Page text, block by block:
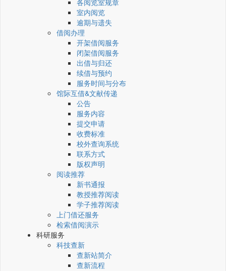
各阅览室规章
室内阅览
逾期与遗失
借阅办理
开架借阅服务
闭架借阅服务
出借与归还
续借与预约
服务时间与分布
馆际互借&文献传递
公告
服务内容
提交申请
收费标准
校外查询系统
联系方式
版权声明
阅读推荐
新书通报
教授推荐阅读
学子推荐阅读
上门借还服务
检索借阅演示
科研服务
科技查新
查新站简介
查新流程